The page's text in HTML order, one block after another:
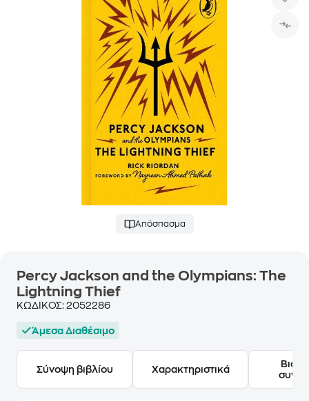
Απόσπασμα
Percy Jackson and the Olympians: The
Lightning Thief
ΚΩΔΙΚΟΣ: 2052286
Άμεσα Διαθέσιμο
Σύνοψη βιβλίου Χαρακτηριστικά